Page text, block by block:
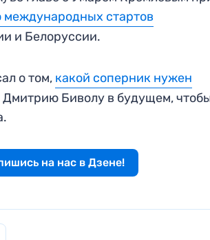
международных стартов
и Белоруссии.
о том, какой соперник нужен
Дмитрию Биволу в будущем,
на нас в Дзене!